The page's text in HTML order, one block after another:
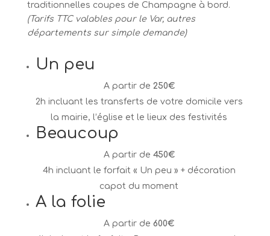
traditionnelles coupes de Champagne à bord.
(Tarifs TTC valables pour le Var, autres
départements sur simple demande)
Un peu
A partir de 250€
2h incluant les transferts de votre domicile vers
la mairie, l’église et le lieux des festivités
Beaucoup
A partir de 450€
4h incluant le forfait « Un peu » + décoration
capot du moment
A la folie
A partir de600€